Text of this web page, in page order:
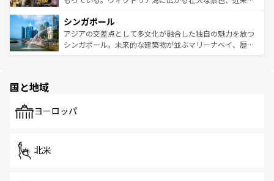
参照してほしい。
激する。気候は一年中温暖で、どの季節にも異なる楽しみ
が待っている。親しみやすいタイの人々、仏教を中心とし
た文化、そして多様な観光資源が、訪れる旅人を魅了し続
み、どこを訪れても感動するはず。観光スポットが密集し
ており、効率よく見どころを回れるのも魅力。息をのむよ
うな絶景から文化的な体験まで、香港を存分に楽しみ尽く
シンガポール
アジアの交差点として多文化が融合した独自の魅力を放つ
シンガポール。未来的な建築物が並ぶマリーナベイ、歴史
で、ホーカーズは地元の風情を楽しめる外せないスポット
国と地域
ヨーロッパ
北米